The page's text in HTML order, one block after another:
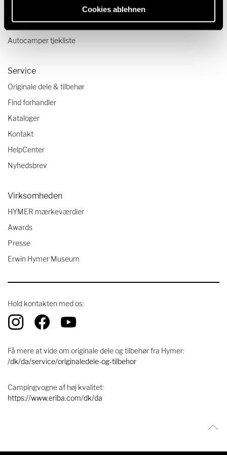
Cookies ablehnen
Rejsetrends i autocamperverdenen
Autocamper tjekliste
Service
Originale dele & tilbehør
Find forhandler
Kataloger
Kontakt
HelpCenter
Nyhedsbrev
Virksomheden
HYMER mærkeværdier
Awards
Presse
Erwin Hymer Museum
Hold kontakten med os:
Få mere at vide om originale dele og tilbehør fra Hymer:
/dk/da/service/originaledele-og-tilbehor
Campingvogne af høj kvalitet:
https://www.eriba.com/dk/da